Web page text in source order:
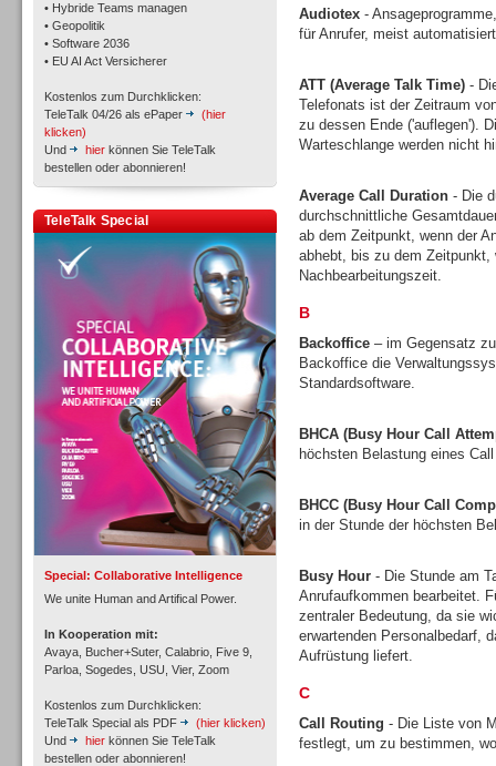
• Hybride Teams managen
• Geopolitik
• Software 2036
• EU AI Act Versicherer
Kostenlos zum Durchklicken:
TeleTalk 04/26 als ePaper
(hier
klicken)
Und
hier können Sie TeleTalk
bestellen oder abonnieren!
TeleTalk Special
Special: Collaborative Intelligence
We unite Human and Artifical Power.
In Kooperation mit:
Avaya, Bucher+Suter, Calabrio, Five 9,
Parloa, Sogedes, USU, Vier, Zoom
Kostenlos zum Durchklicken:
TeleTalk Special als PDF
(hier klicken)
Und
hier können Sie TeleTalk
bestellen oder abonnieren!
Workforce-Management
Personal
Personal
Inbound
Audiotex -
für Anrufer, meist
ATT (Average Talk Time) -
Telefonats ist der Zeitraum
zu dessen Ende ('auflegen').
Warteschlange werden nicht
Average Call Duration - Die
durchschnittliche
ab dem Zeitpunkt, wenn der
abhebt, bis zu dem Zeitpunkt,
Nachbearbeitungszeit.
B
Backoffice – im Gegensatz
Backoffice die
Standardsoftware.
BHCA (Busy Hour Call
höchsten Belastung eines
BHCC (Busy Hour Call
in der Stunde der höchsten
Busy Hour - Die Stunde am
Anrufaufkommen bearbeitet.
zentraler Bedeutung, da sie
erwartenden Personalbedarf,
Aufrüstung liefert.
C
Call Routing - Die Liste von
festlegt, um zu bestimmen,